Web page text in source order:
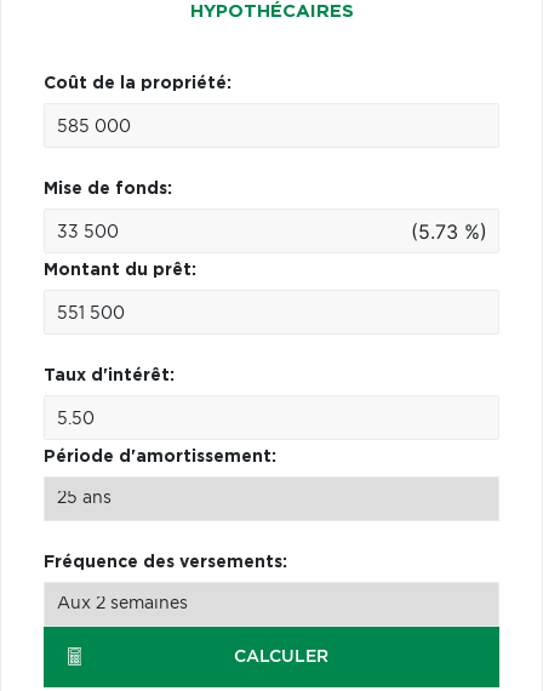
HYPOTHÉCAIRES
Coût de la propriété:
Mise de fonds:
(5.73 %)
Montant du prêt:
Taux d'intérêt:
Période d'amortissement:
Fréquence des versements:
CALCULER